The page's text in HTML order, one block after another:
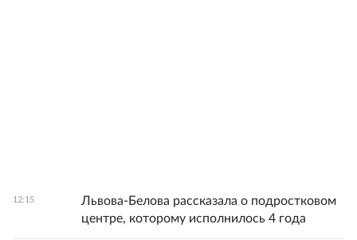
12:15
Львова-Белова рассказала о подростковом
центре, которому исполнилось 4 года